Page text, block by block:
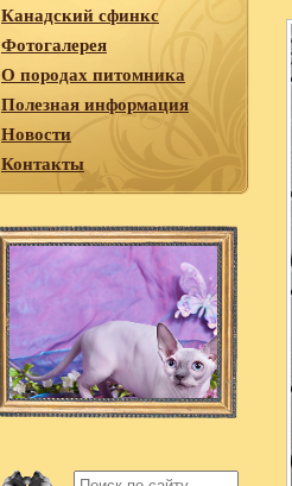
Канадский сфинкс
Фотогалерея
О породах питомника
Полезная информация
Новости
Контакты